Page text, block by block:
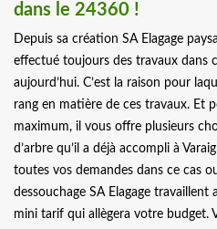
dans le 24360 !
Depuis sa création SA Elagage
effectué toujours des travaux dans
aujourd’hui. C’est la raison pour
rang en matière de ces travaux. Et
maximum, il vous offre plusieurs
d’arbre qu’il a déjà accompli à
toutes vos demandes dans ce cas
dessouchage SA Elagage travaillent
mini tarif qui allègera votre budget.